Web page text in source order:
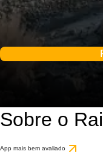
Sobre o
App mais bem avaliado